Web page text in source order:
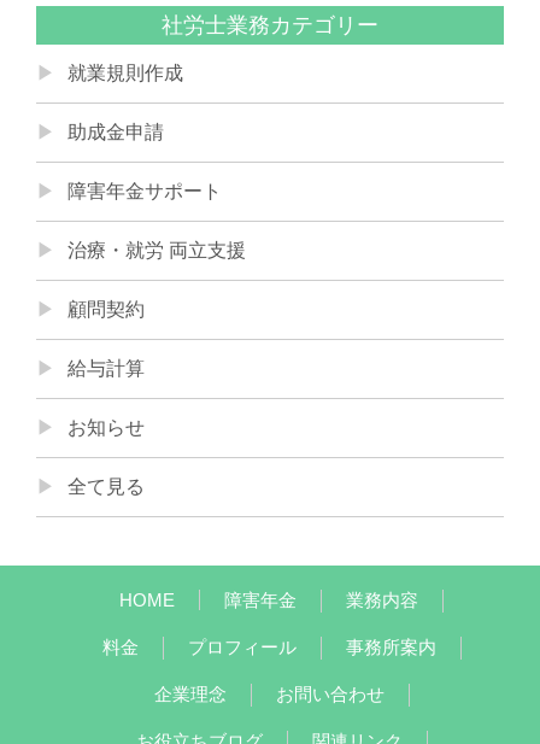
社労士業務カテゴリー
就業規則作成
助成金申請
障害年金サポート
治療・就労 両立支援
顧問契約
給与計算
お知らせ
全て見る
HOME 障害年金 業務内容
料金 プロフィール 事務所案内
企業理念 お問い合わせ